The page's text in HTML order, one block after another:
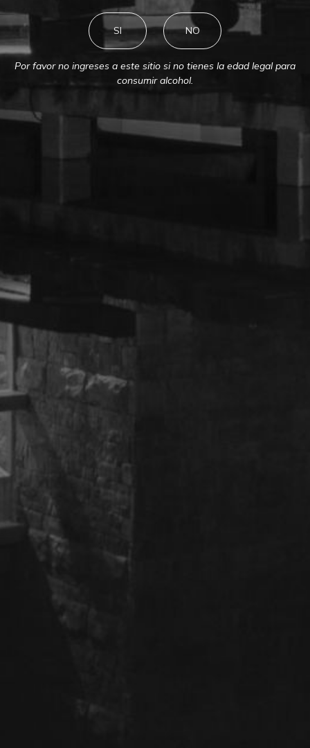
SI NO
Por favor no ingreses a este sitio si no tienes la edad legal para
consumir alcohol.